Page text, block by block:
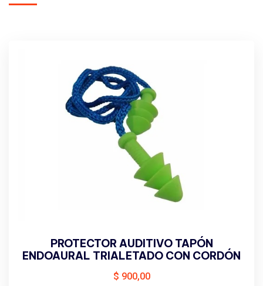
PROTECTOR AUDITIVO TAPÓN
ENDOAURAL TRIALETADO CON CORDÓN
$ 900,00